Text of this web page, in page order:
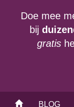
Doe mee
bij
gratis
BLOG